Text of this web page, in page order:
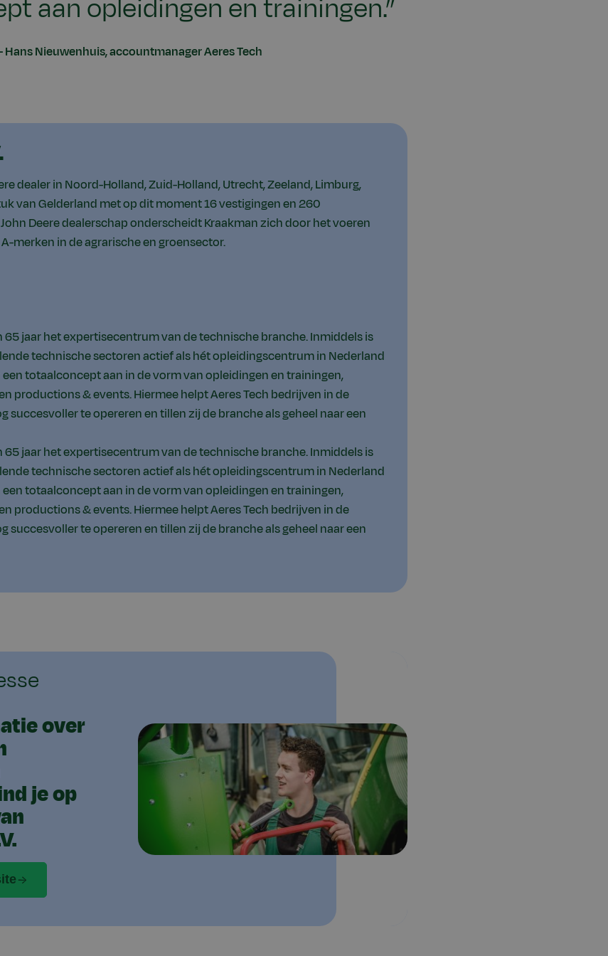
aan opleidingen en trainingen.”
Hans Nieuwenhuis, accountmanager Aeres Tech
dealer in Noord-Holland, Zuid-Holland, Utrecht, Zeeland, Limburg,
van Gelderland met op dit moment 16 vestigingen en 260
Deere dealerschap onderscheidt Kraakman zich door het voeren
merken in de agrarische en groensector.
65 jaar het expertisecentrum van de technische branche. Inmiddels is
technische sectoren actief als hét opleidingscentrum in Nederland
totaalconcept aan in de vorm van opleidingen en trainingen,
productions & events. Hiermee helpt Aeres Tech bedrijven in de
succesvoller te opereren en tillen zij de branche als geheel naar een
65 jaar het expertisecentrum van de technische branche. Inmiddels is
technische sectoren actief als hét opleidingscentrum in Nederland
totaalconcept aan in de vorm van opleidingen en trainingen,
productions & events. Hiermee helpt Aeres Tech bedrijven in de
succesvoller te opereren en tillen zij de branche als geheel naar een
over
je op